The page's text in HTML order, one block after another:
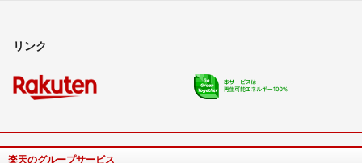
リンク
楽天のグループサービス